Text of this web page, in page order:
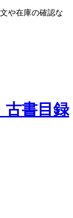
や在庫の確認な